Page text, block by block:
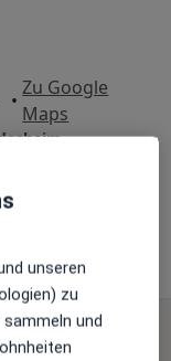
•
Zu Google
Maps
unseren
zu
und